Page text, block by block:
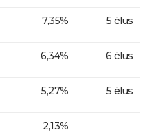
7,35% 5 élus
6,34% 6 élus
5,27% 5 élus
2,13%